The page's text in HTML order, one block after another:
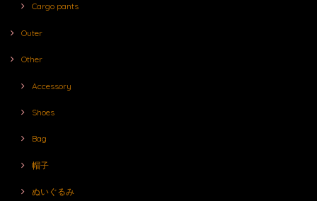
Cargo pants
Outer
Other
Accessory
Shoes
Bag
帽子
ぬいぐるみ